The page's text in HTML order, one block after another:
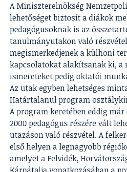
A Miniszterelnökség
lehetőséget biztosít a diákok
pedagógusoknak is az
tanulmányutakon való
megismerkedjenek a külhoni
kapcsolatokat alakítsanak ki, a
ismereteket pedig oktatói
Az utak egyben lehetséges
Határtalanul program
A program keretében eddig már
2000 pedagógus részére vált
utazáson való részvétel. A
első helyen a legnagyobb
amelyet a Felvidék,